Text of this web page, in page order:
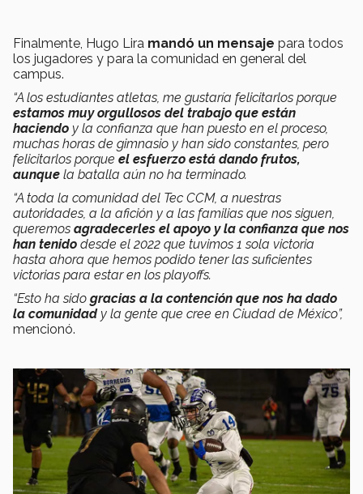
Finalmente, Hugo Lira mandó un mensaje para todos
los jugadores y para la comunidad en general del
campus.
“A los estudiantes atletas, me gustaría felicitarlos porque
estamos muy orgullosos del trabajo que están
haciendo y la confianza que han puesto en el proceso,
muchas horas de gimnasio y han sido constantes, pero
felicitarlos porque el esfuerzo está dando frutos,
aunque la batalla aún no ha terminado.
“A toda la comunidad del Tec CCM, a nuestras
autoridades, a la afición y a las familias que nos siguen,
queremos agradecerles el apoyo y la confianza que nos
han tenido desde el 2022 que tuvimos 1 sola victoria
hasta ahora que hemos podido tener las suficientes
victorias para estar en los playoffs.
“Esto ha sido gracias a la contención que nos ha dado
la comunidady la gente que cree en Ciudad de México”,
mencionó.